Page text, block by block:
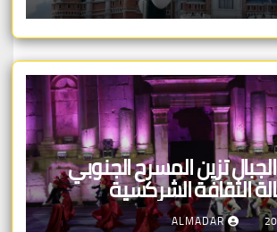
تزين المسرح الجنوبي
الثقافة الشركسية
ALMADAR